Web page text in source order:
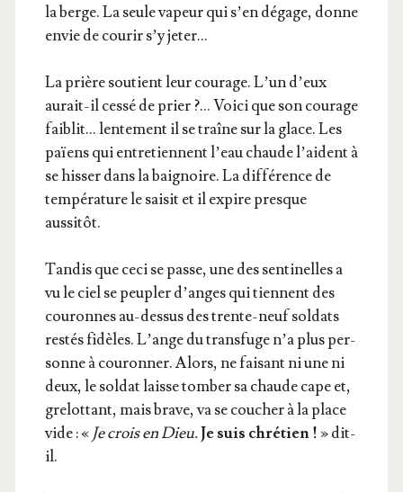
la berge. La seule vapeur qui s’en dégage, donne
envie de cou­rir s’y jeter…
La prière sou­tient leur cou­rage. L’un d’eux
aurait-il ces­sé de prier ?… Voi­ci que son cou­rage
fai­blit… len­te­ment il se traîne sur la glace. Les
païens qui entre­tiennent l’eau chaude l’aident à
se his­ser dans la bai­gnoire. La dif­fé­rence de
tem­pé­ra­ture le sai­sit et il expire presque
aussitôt.
Tan­dis que ceci se passe, une des sen­ti­nelles a
vu le ciel se peu­pler d’anges qui tiennent des
cou­ronnes au-des­sus des trente-neuf sol­dats
res­tés fidèles. L’ange du trans­fuge n’a plus per­
sonne à cou­ron­ner. Alors, ne fai­sant ni une ni
deux, le sol­dat laisse tom­ber sa chaude cape et,
gre­lot­tant, mais brave, va se cou­cher à la place
vide : « Je crois en Dieu.Je suis chré­tien ! » dit-
il.